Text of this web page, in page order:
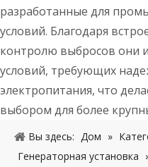
разработанные для
условий. Благодаря
контролю выбросов они
условий, требующих
электропитания, что
выбором для более
Вы здесь: Дом »
Генераторная установка